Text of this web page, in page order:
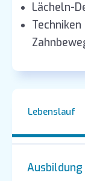
Lächeln-
Lebenslauf
Ausbildung